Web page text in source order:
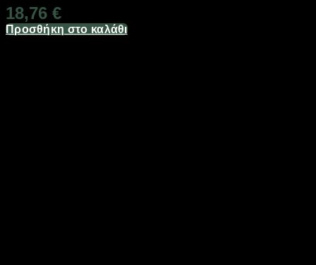
18,76 €
Προσθήκη στο καλάθι